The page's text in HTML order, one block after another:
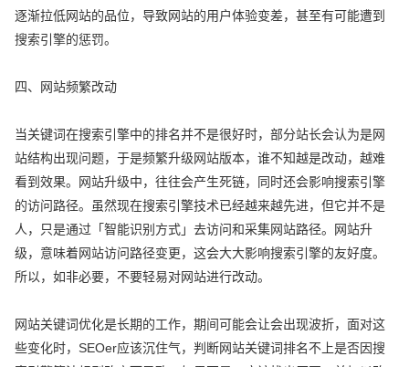
逐渐拉低网站的品位，导致网站的用户体验变差，甚至有可能遭到
搜索引擎的惩罚。
四、网站频繁改动
当关键词在搜索引擎中的排名并不是很好时，部分站长会认为是网
站结构出现问题，于是频繁升级网站版本，谁不知越是改动，越难
看到效果。网站升级中，往往会产生死链，同时还会影响搜索引擎
的访问路径。虽然现在搜索引擎技术已经越来越先进，但它并不是
人，只是通过「智能识别方式」去访问和采集网站路径。网站升
级，意味着网站访问路径变更，这会大大影响搜索引擎的友好度。
所以，如非必要，不要轻易对网站进行改动。
网站关键词优化是长期的工作，期间可能会让会出现波折，面对这
些变化时，SEOer应该沉住气，判断网站关键词排名不上是否因搜